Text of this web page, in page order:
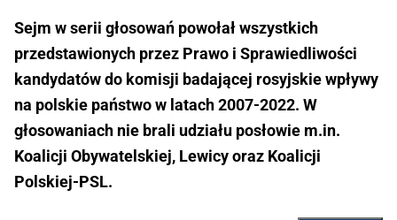
Sejm w serii głosowań powołał wszystkich
przedstawionych przez Prawo i Sprawiedliwości
kandydatów do komisji badającej rosyjskie wpływy
na polskie państwo w latach 2007-2022. W
głosowaniach nie brali udziału posłowie m.in.
Koalicji Obywatelskiej, Lewicy oraz Koalicji
Polskiej-PSL.